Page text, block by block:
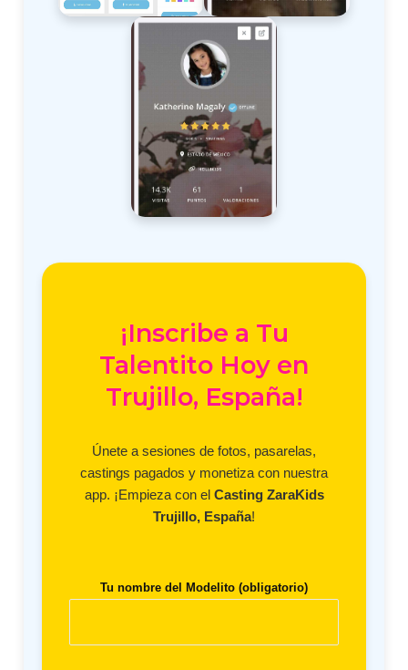
¡Inscribe a Tu
Talentito Hoy en
Trujillo, España!
Únete a sesiones de fotos, pasarelas,
castings pagados y monetiza con nuestra
app. ¡Empieza con el Casting ZaraKids
Trujillo, España!
Tu nombre del Modelito (obligatorio)